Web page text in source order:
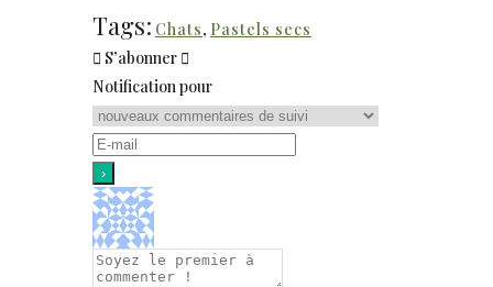
Tags: Chats, Pastels secs
S’abonner
Notification pour